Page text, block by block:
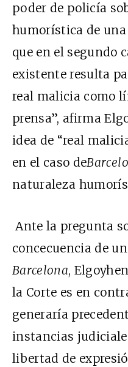
poder de policía
humorística de
que en el segundo
existente resulta
real malicia como
prensa”, afirma
idea de “real
en el caso de
naturaleza
Ante la pregunta
concecuencia de
Barcelona,
la Corte es en
generaría
instancias
libertad de